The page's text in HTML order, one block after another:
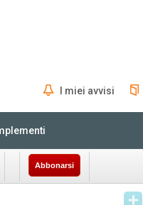
I miei avvisi
Abbonarsi